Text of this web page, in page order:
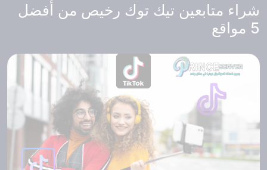
شراء متابعين تيك توك رخيص من أفضل
5 مواقع